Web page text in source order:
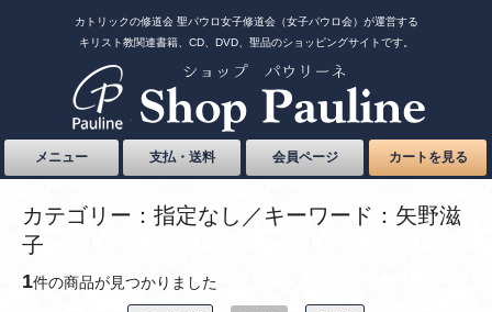
カトリックの修道会 聖パウロ女子修道会（女子パウロ会）が運営する
キリスト教関連書籍、CD、DVD、聖品のショッピングサイトです。
メニュー 支払・送料 会員ページ カートを見る
カテゴリー：指定なし／キーワード：矢野滋
子
1件の商品が見つかりました